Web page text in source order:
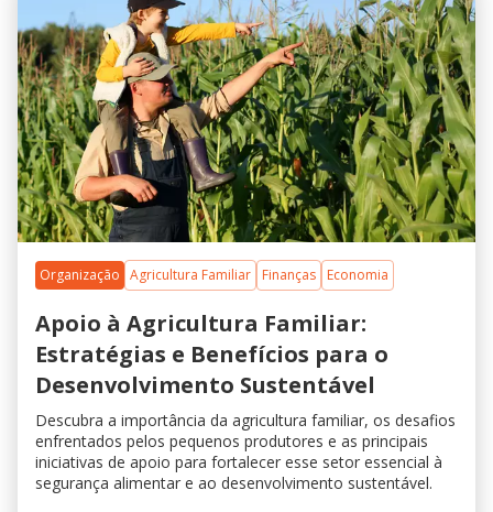
Organização Agricultura Familiar Finanças Economia
Apoio à Agricultura Familiar:
Estratégias e Benefícios para o
Desenvolvimento Sustentável
Descubra a importância da agricultura familiar, os desafios
enfrentados pelos pequenos produtores e as principais
iniciativas de apoio para fortalecer esse setor essencial à
segurança alimentar e ao desenvolvimento sustentável.